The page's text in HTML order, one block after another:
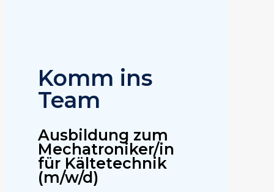
Komm ins
Team
Ausbildung zum
Mechatroniker/in
für Kältetechnik
(m/w/d)